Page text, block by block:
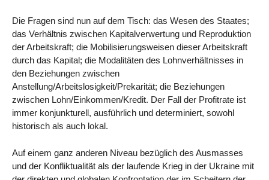
Die Fragen sind nun auf dem Tisch: das Wesen des Staates;
das Verhältnis zwischen Kapitalverwertung und Reproduktion
der Arbeitskraft; die Mobilisierungsweisen dieser Arbeitskraft
durch das Kapital; die Modalitäten des Lohnverhältnisses in
den Beziehungen zwischen
Anstellung/Arbeitslosigkeit/Prekarität; die Beziehungen
zwischen Lohn/Einkommen/Kredit. Der Fall der Profitrate ist
immer konjunkturell, ausführlich und determiniert, sowohl
historisch als auch lokal.
Auf einem ganz anderen Niveau bezüglich des Ausmasses
und der Konfliktualität als der laufende Krieg in der Ukraine mit